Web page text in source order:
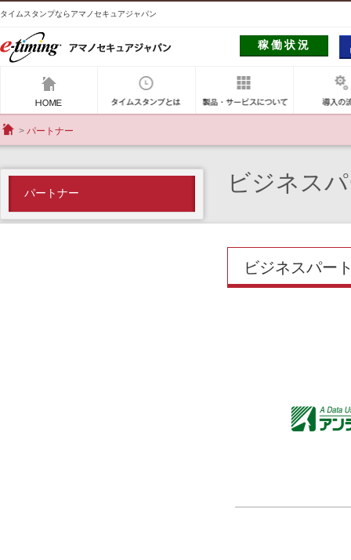
タイムスタンプならアマノセキュアジャパン
e-timig アマノセキュアジャパン
稼働状況
製品・サ
パートナー
ビジネス
ビジネスパー
パートナー